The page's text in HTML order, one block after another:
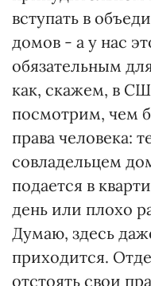
вступать в
домов - а у нас
обязательным
как, скажем, в
посмотрим, чем
права человека:
совладельцем
подается в
день или плохо
Думаю, здесь
приходится.
отстоять свои